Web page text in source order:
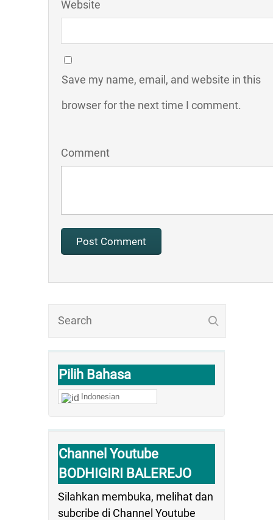
Pilih Bahasa
Indonesian
Channel Youtube
BODHIGIRI BALEREJO
Silahkan membuka, melihat dan
subcribe di Channel Youtube
Website
Save my name, email, and website in this
browser for the next time I comment.
Comment